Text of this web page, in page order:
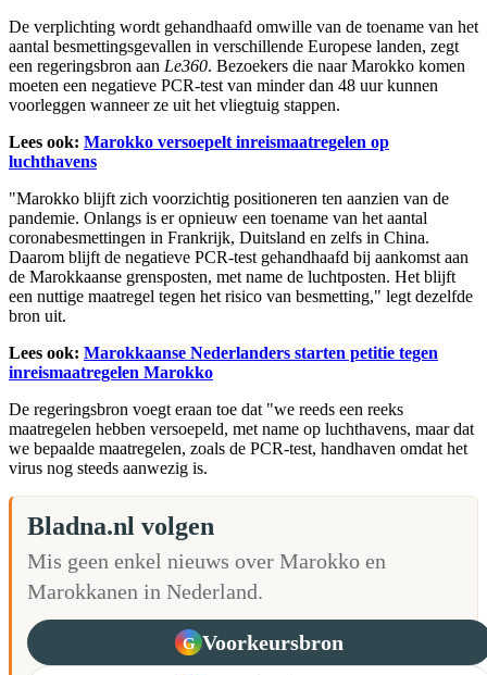
De verplichting wordt gehandhaafd omwille van de toename van het
aantal besmettingsgevallen in verschillende Europese landen, zegt
een regeringsbron aan Le360. Bezoekers die naar Marokko komen
moeten een negatieve PCR-test van minder dan 48 uur kunnen
voorleggen wanneer ze uit het vliegtuig stappen.
Lees ook: Marokko versoepelt inreismaatregelen op
luchthavens
"Marokko blijft zich voorzichtig positioneren ten aanzien van de
pandemie. Onlangs is er opnieuw een toename van het aantal
coronabesmettingen in Frankrijk, Duitsland en zelfs in China.
Daarom blijft de negatieve PCR-test gehandhaafd bij aankomst aan
de Marokkaanse grensposten, met name de luchtposten. Het blijft
een nuttige maatregel tegen het risico van besmetting," legt dezelfde
bron uit.
Lees ook: Marokkaanse Nederlanders starten petitie tegen
inreismaatregelen Marokko
De regeringsbron voegt eraan toe dat "we reeds een reeks
maatregelen hebben versoepeld, met name op luchthavens, maar dat
we bepaalde maatregelen, zoals de PCR-test, handhaven omdat het
virus nog steeds aanwezig is.
Bladna.nl volgen
Mis geen enkel nieuws over Marokko en
Marokkanen in Nederland.
G Voorkeursbron